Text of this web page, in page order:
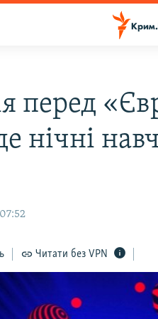
перед
нічні
Читати без VPN